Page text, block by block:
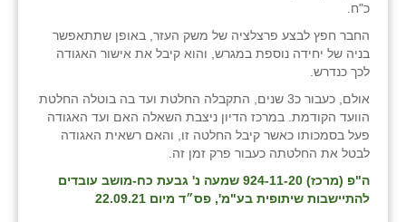
כ"ח.
החבר חפץ לבצע פרצלציה של משק העזר, באופן שתתאפשר
בניה של יחידה נוספת במגרש, והוא קיבל את אישור האגודה
לכך כנדרש.
אולם, כעבור כ3 שנים, התקבלה החלטת ועד בה בוטלה החלטת
הוועד הקודמת. במרכז הדיון ניצבת השאלה האם ועד האגודה
פעל בסמכותו כאשר קיבל החלטה זו, והאם רשאית האגודה
לבטל את החלטתה כעבור פרק זמן זה.
ה"פ (מרכז) 924-11-20 שמעה נ' גבעת כח-מושב עובדים
להתיישבות שיתופית בע"מ', פס״ד מיום 22.09.21